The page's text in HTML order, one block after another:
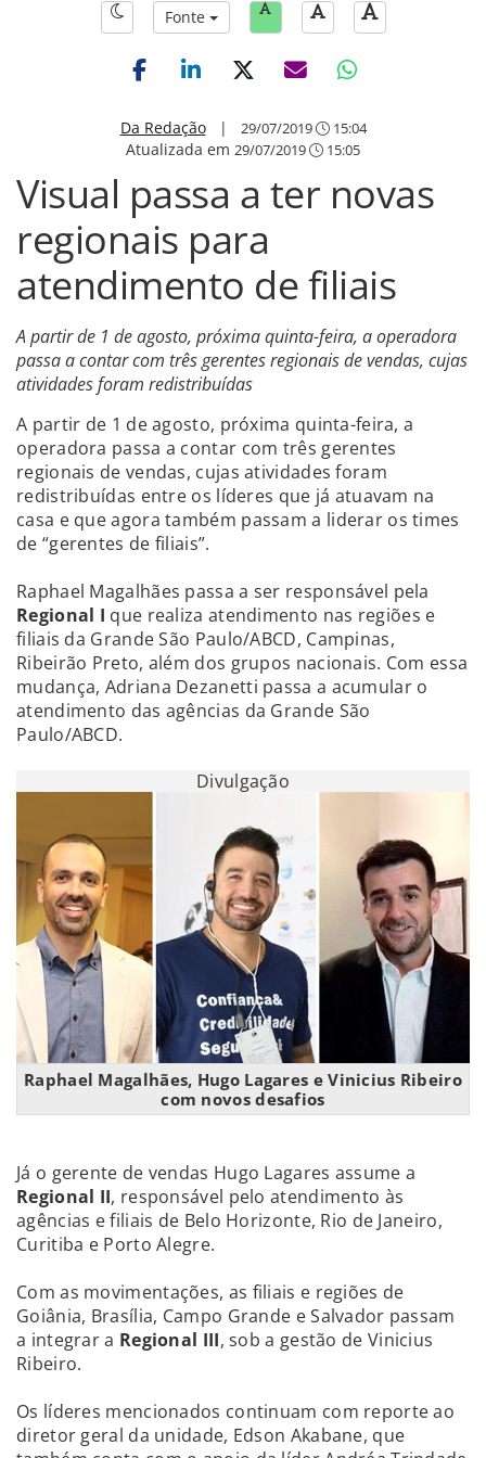
Fonte
Da Redação| 29/07/2019 15:04
Atualizada em 29/07/2019 15:05
Visual passa a ter novas
regionais para
atendimento de filiais
A partir de 1 de agosto, próxima quinta-feira, a operadora
passa a contar com três gerentes regionais de vendas, cujas
atividades foram redistribuídas
A partir de 1 de agosto, próxima quinta-feira, a
operadora passa a contar com três gerentes
regionais de vendas, cujas atividades foram
redistribuídas entre os líderes que já atuavam na
casa e que agora também passam a liderar os times
de “gerentes de filiais”.
Raphael Magalhães passa a ser responsável pela
Regional I que realiza atendimento nas regiões e
filiais da Grande São Paulo/ABCD, Campinas,
Ribeirão Preto, além dos grupos nacionais. Com essa
mudança, Adriana Dezanetti passa a acumular o
atendimento das agências da Grande São
Paulo/ABCD.
Divulgação
Raphael Magalhães, Hugo Lagares e Vinicius Ribeiro
com novos desafios
Já o gerente de vendas Hugo Lagares assume a
Regional II, responsável pelo atendimento às
agências e filiais de Belo Horizonte, Rio de Janeiro,
Curitiba e Porto Alegre.
Com as movimentações, as filiais e regiões de
Goiânia, Brasília, Campo Grande e Salvador passam
a integrar a Regional III, sob a gestão de Vinicius
Ribeiro.
Os líderes mencionados continuam com reporte ao
diretor geral da unidade, Edson Akabane, que